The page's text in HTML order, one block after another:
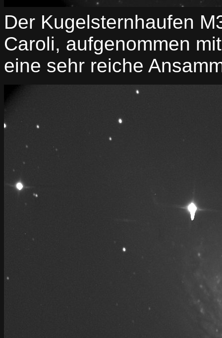
Der Kugelsternhaufen
Caroli, aufgenommen
eine sehr reiche